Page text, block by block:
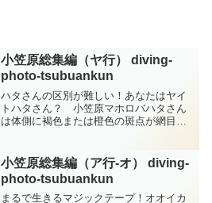
小笠原総集編（ヤ行） diving-
photo‐tsubuankun
ハタさんの区別が難しい！あなたはヤイ
トハタさん？ 小笠原マホロバハタさん
は体側に褐色または橙色の斑点が網目状
取りがあります・・・体長60cmを超える
ホウセキハタさんは体...
小笠原総集編（ア行-オ） diving-
photo‐tsubuankun
まるで生きるマジックテープ！オオイカ